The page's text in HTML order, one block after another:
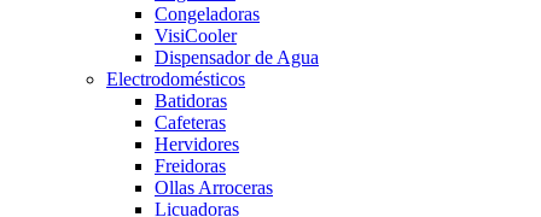
Congeladoras
VisiCooler
Dispensador de Agua
Electrodomésticos
Batidoras
Cafeteras
Hervidores
Freidoras
Ollas Arroceras
Licuadoras